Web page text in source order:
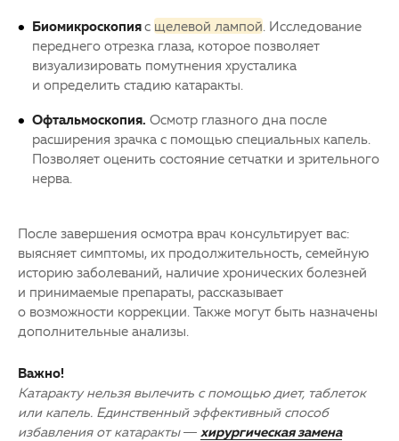
Биомикроскопияс щелевой лампой. Исследование
переднего отрезка глаза, которое позволяет
визуализировать помутнения хрусталика
и определить стадию катаракты.
Офтальмоскопия. Осмотр глазного дна после
расширения зрачка с помощью специальных капель.
Позволяет оценить состояние сетчатки и зрительного
нерва.
После завершения осмотра врач консультирует вас:
выясняет симптомы, их продолжительность, семейную
историю заболеваний, наличие хронических болезней
и принимаемые препараты, рассказывает
о возможности коррекции. Также могут быть назначены
дополнительные анализы.
Важно!
Катаракту нельзя вылечить с помощью диет, таблеток
или капель. Единственный эффективный способ
избавления откатаракты— хирургическая замена